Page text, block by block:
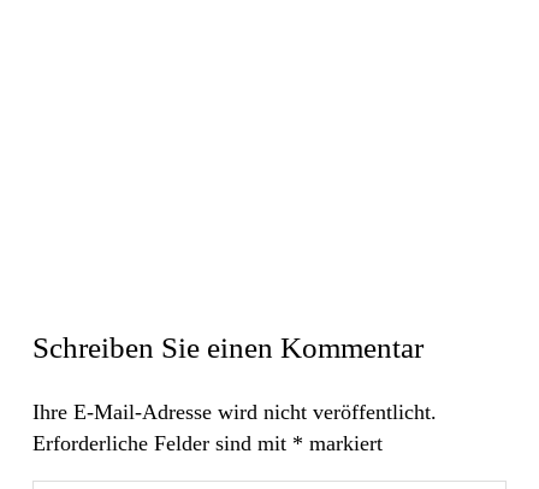
Schreiben Sie einen Kommentar
Ihre E-Mail-Adresse wird nicht veröffentlicht.
Erforderliche Felder sind mit * markiert